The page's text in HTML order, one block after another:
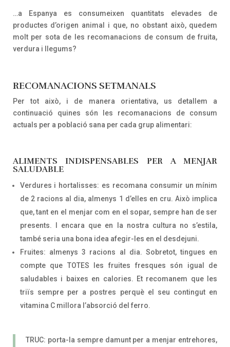
…a Espanya es consumeixen quantitats elevades de
productes d’origen animal i que, no obstant això, quedem
molt per sota de les recomanacions de consum de fruita,
verdura i llegums?
RECOMANACIONS SETMANALS
Per tot això, i de manera orientativa, us detallem a
continuació quines són les recomanacions de consum
actuals per a població sana per cada grup alimentari:
ALIMENTS INDISPENSABLES PER A MENJAR
SALUDABLE
Verdures i hortalisses: es recomana consumir un mínim
de 2 racions al dia, almenys 1 d’elles en cru. Això implica
que, tant en el menjar com en el sopar, sempre han de ser
presents. I encara que en la nostra cultura no s’estila,
també seria una bona idea afegir-les en el desdejuni.
Fruites: almenys 3 racions al dia. Sobretot, tingues en
compte que TOTES les fruites fresques són igual de
saludables i baixes en calories. Et recomanem que les
triïs sempre per a postres perquè el seu contingut en
vitamina C millora l’absorció del ferro.
TRUC: porta-la sempre damunt per a menjar entrehores,